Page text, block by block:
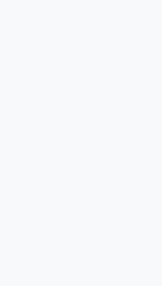
efficaces